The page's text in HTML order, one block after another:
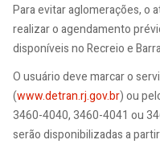
Para evitar aglomerações, o
realizar o agendamento
disponíveis no Recreio e
O usuário deve marcar o
(www.detran.rj.gov.br) ou
3460-4040, 3460-4041 ou
serão disponibilizadas a